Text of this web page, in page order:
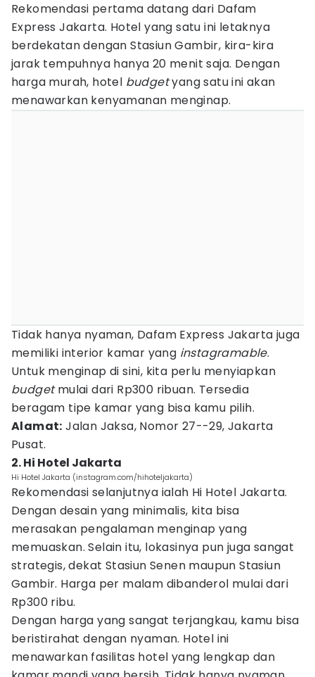
Rekomendasi pertama datang dari Dafam
Express Jakarta. Hotel yang satu ini letaknya
berdekatan dengan Stasiun Gambir, kira-kira
jarak tempuhnya hanya 20 menit saja. Dengan
harga murah, hotel budgetyang satu ini akan
menawarkan kenyamanan menginap.
Tidak hanya nyaman, Dafam Express Jakarta juga
memiliki interior kamar yang instagramable.
Untuk menginap di sini, kita perlu menyiapkan
budgetmulai dari Rp300 ribuan. Tersedia
beragam tipe kamar yang bisa kamu pilih.
Alamat: Jalan Jaksa, Nomor 27--29, Jakarta
Pusat.
2. Hi Hotel Jakarta
Hi Hotel Jakarta (instagram.com/hihoteljakarta)
Rekomendasi selanjutnya ialah Hi Hotel Jakarta.
Dengan desain yang minimalis, kita bisa
merasakan pengalaman menginap yang
memuaskan. Selain itu, lokasinya pun juga sangat
strategis, dekat Stasiun Senen maupun Stasiun
Gambir. Harga per malam dibanderol mulai dari
Rp300 ribu.
Dengan harga yang sangat terjangkau, kamu bisa
beristirahat dengan nyaman. Hotel ini
menawarkan fasilitas hotel yang lengkap dan